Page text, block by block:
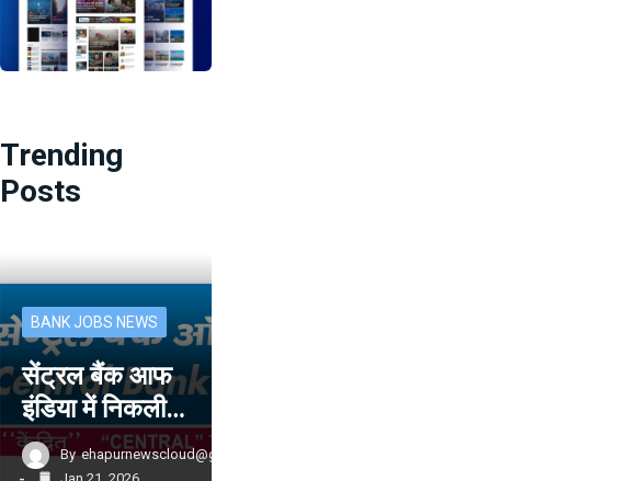
Trending
Posts
BANK JOBS NEWS
सेंट्रल बैंक आफ
इंडिया में निकली…
By ehapurnewscloud@gmail.com